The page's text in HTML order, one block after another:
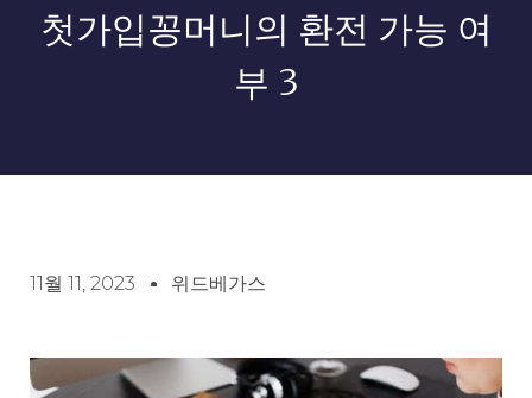
첫가입꽁머니의 환전 가능 여
부 3
11월 11, 2023 위드베가스